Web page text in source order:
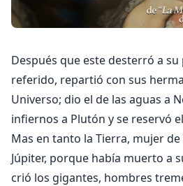
Después que este desterró a
referido, repartió con sus
Universo; dio el de las aguas a
infiernos a Plutón y se reservó
Mas en tanto la Tierra, mujer
Júpiter, porque había muerto a
crió los gigantes, hombres